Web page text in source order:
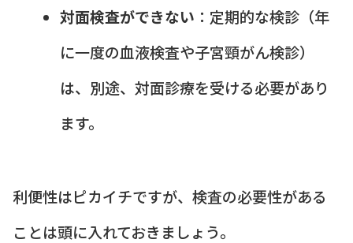
対面検査ができない ：定期的な検診（年
に一度の血液検査や子宮頸がん検診）
は、別途、対面診療を受ける必要があり
ます。
利便性はピカイチですが、検査の必要性がある
ことは頭に入れておきましょう。